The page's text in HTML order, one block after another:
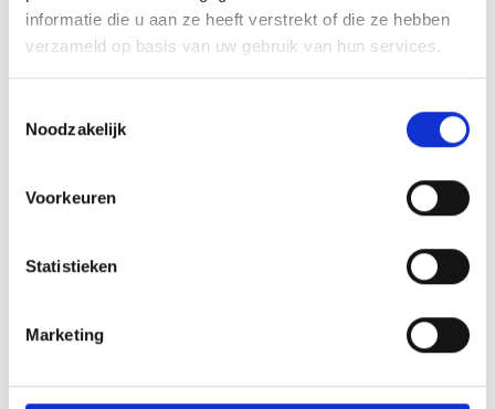
informatie die u aan ze heeft verstrekt of die ze hebben
verzameld op basis van uw gebruik van hun services.
Noodzakelijk
Voorkeuren
Statistieken
Marketing
VITELLO TONNATO VAN DE
SEARWOOD